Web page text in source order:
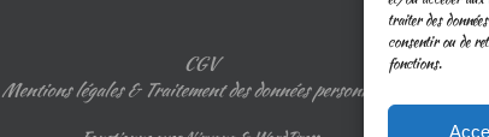
traiter des
consentir ou de
fonctions.
CGV
Mentions légales & Traitement des données personnelles